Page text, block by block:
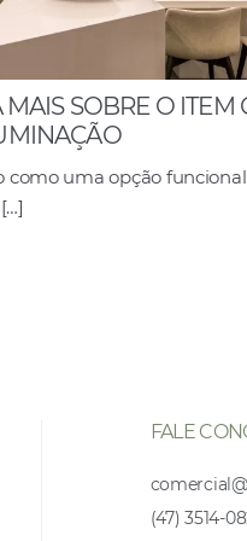
SOBRE O ITEM
como uma opção
FALE
(47) 3514-